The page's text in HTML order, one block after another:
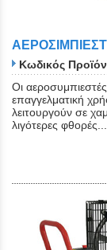
Κωδικός
Οι αεροσυμπιεστές
επαγγελματική
λειτουργούν σε
λιγότερες φθορές...